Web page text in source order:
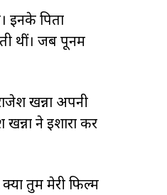
इनके पिता
थीं। जब पूनम
खन्ना अपनी
ने इशारा कर
तुम मेरी फिल्म